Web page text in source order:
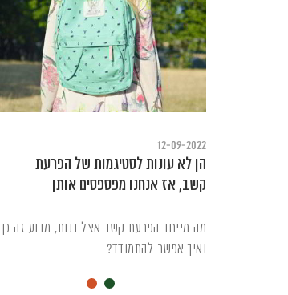
12-09-2022
הן לא עונות לסטיגמות של הפרעת
קשב, אז אנחנו מפספסים אותן
מה מייחד הפרעת קשב אצל בנות, מדוע זה כך
ואיך אפשר להתמודד?